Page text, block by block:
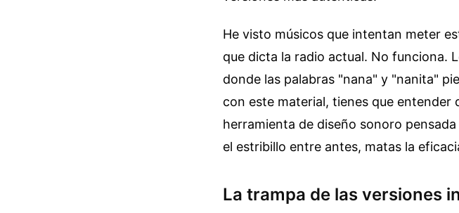
He visto músicos que intentan meter
que dicta la radio actual. No funciona.
donde las palabras "nana" y "nanita"
con este material, tienes que entender
herramienta de diseño sonoro
el estribillo entre antes, matas la
La trampa de las versiones